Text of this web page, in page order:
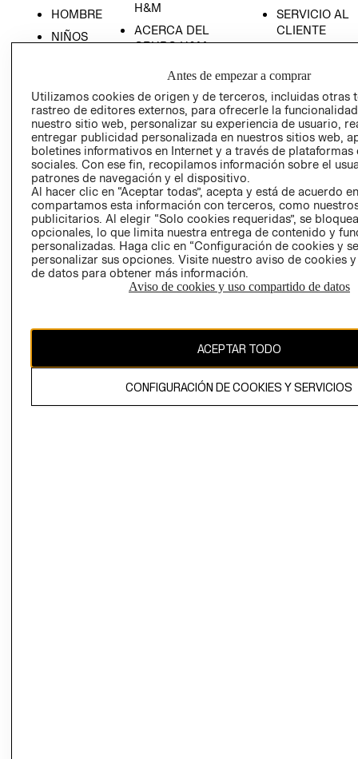
HOMBRE
NIÑOS
H&M
ACERCA DEL
GRUPO H&M
RESPONSABILIDAD
SOCIAL
PRENSA
RELACIÓN CON
INVERSIONISTAS
POLÍTICA
EMPRESARIAL
SERVICIO AL
CLIENTE
NUESTRAS
TIENDAS
- RETIRO EN
TIENDA
TÉRMINOS Y
AVISO DE
PRIVACIDAD
GIFT CARD
AVISO DE
COOKIES
Antes de empezar a comprar
Utilizamos cookies de origen y de terceros, incluidas otras
rastreo de editores externos, para ofrecerle la
nuestro sitio web, personalizar su experiencia de usuario,
entregar publicidad personalizada en nuestros sitios web,
boletines informativos en Internet y a través de plataformas
sociales. Con ese fin, recopilamos información sobre el
patrones de navegación y el dispositivo.
Al hacer clic en “Aceptar todas”, acepta y está de acuerdo
compartamos esta información con terceros, como
publicitarios. Al elegir “Solo cookies requeridas”, se
opcionales, lo que limita nuestra entrega de contenido y
personalizadas. Haga clic en “Configuración de cookies y
personalizar sus opciones. Visite nuestro aviso de cookies
de datos para obtener más información.
Aviso de cookies y uso compartido de datos
ACEPTAR TODO
CONFIGURACIÓN DE COOKIES Y SERVICIOS